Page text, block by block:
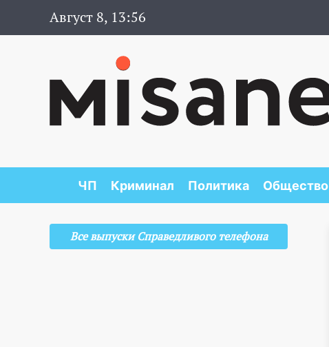
Август 8, 13:56
ЧП Криминал Политика Общество
Все выпуски Справедливого телефона